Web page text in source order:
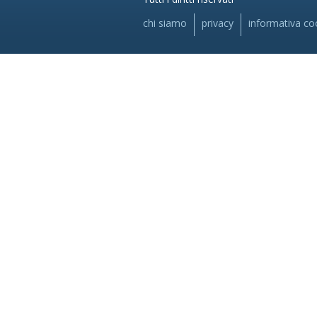
chi siamo privacy informativa